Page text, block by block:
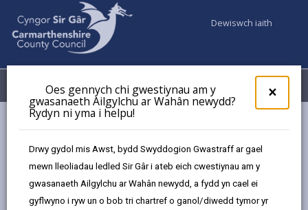
×
Oes gennych chi gwestiynau am y
gwasanaeth Ailgylchu ar Wahân newydd?
Rydyn ni yma i helpu!
Drwy gydol mis Awst, bydd Swyddogion Gwastraff ar gael
mewn lleoliadau ledled Sir Gâr i ateb eich cwestiynau am y
gwasanaeth Ailgylchu ar Wahân newydd, a fydd yn cael ei
gyflwyno i ryw un o bob tri chartref o ganol/diwedd tymor yr
Dewiswch iaith
Dewislen
Gostyngiad y Dreth Gyngor
Gostyngiad y Dreth Gyngor